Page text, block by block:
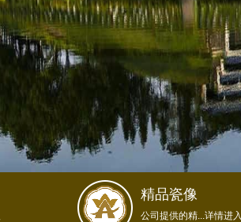
精品瓷像
公司提供的精...详情进入